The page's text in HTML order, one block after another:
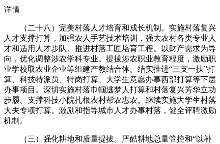
详情
（二十八）完美村落人才培育和成长机制。实施村落复兴
人才支撑打算，加强农人手艺技术培训，强大农村各类专业人
才和适用人才步队。推进村落工匠培育工程。以财产需求为导
向，优化调整涉农学科专业。提拔涉农职业教育程度，激励职
业学校取农业企业等组建产教结合体。结实推进“三支一扶”打
算、科技特派员、特岗打算、大学生意愿办事西部打算等下层
办事项目。深切实施村落巾帼逃梦人打算和村落复兴芳华立功
步履。支撑科技小院扎根农村帮农惠农。继续实施大学生村落
大夫专项打算。激励和指导城市人才办事村落，健全评聘激励
机制。
（三）强化耕地和质量提拔。严酷耕地总量管控和“以补